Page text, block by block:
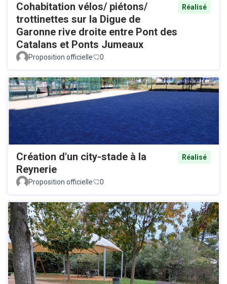
Cohabitation vélos/ piétons/
trottinettes sur la Digue de
Garonne rive droite entre Pont des
Catalans et Ponts Jumeaux
Réalisé
Proposition officielle 0
Création d'un city-stade à la
Reynerie
Réalisé
Proposition officielle 0